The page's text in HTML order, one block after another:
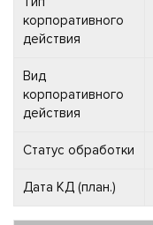
корпоративного
действия
Вид
корпоративного
действия
Статус обработки
Дата КД (план.)